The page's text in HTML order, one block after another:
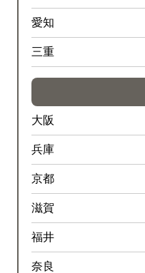
愛知
三重
大阪
兵庫
京都
滋賀
福井
奈良